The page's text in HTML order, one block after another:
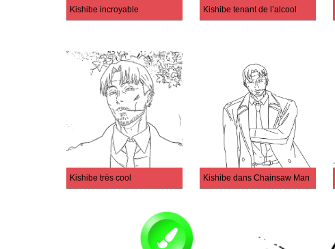
Kishibe incroyable Kishibe tenant de l’alcool
Kishibe très cool Kishibe dans Chainsaw Man